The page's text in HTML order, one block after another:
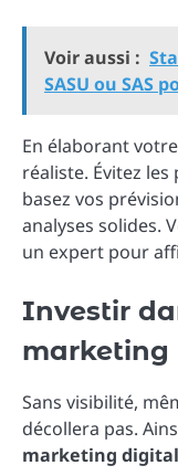
Voir aussi :
SASU ou SAS
En élaborant votre
réaliste. Évitez
basez vos
analyses solides.
un expert pour
Investir
marketing
Sans visibilité,
décollera pas.
marketing digital